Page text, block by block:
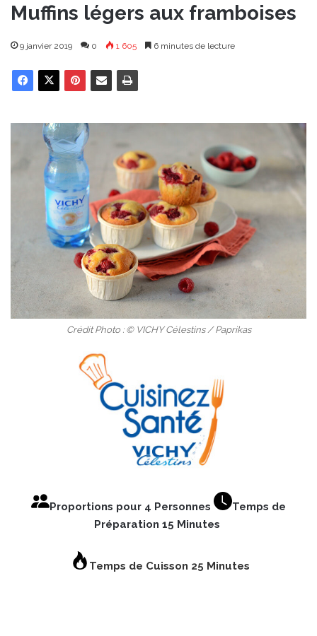
Muffins légers aux framboises
9 janvier 2019 0 1 605 6 minutes de lecture
Crédit Photo : © VICHY Célestins / Paprikas
Proportions pour 4 Personnes
Temps de
Préparation 15 Minutes
Temps de Cuisson 25 Minutes